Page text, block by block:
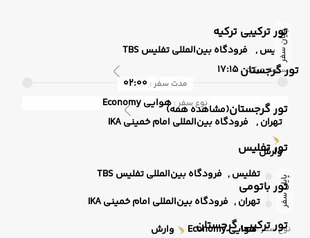
تور ترکیبی ترکیه
تور گرجستان
تور گرجستان(مشاهده همه)
تور تفلیس
تور باتومی
تور ترکیبی گرجستان
پایان سفر
تفلیس , فرودگاه بین‌المللی تفلیس TBS
ساعت حرکت :17:15
مدت سفر :02:00
نوع سفر :هوایی
تهران , فرودگاه بین‌المللی امام خمینی IKA
وارش
پایان سفر تفلیس , فرودگاه بین‌المللی تفلیس TBS
تهران , فرودگاه بین‌المللی امام خمینی IKA
نوع سفر :هواییEconomy وارش